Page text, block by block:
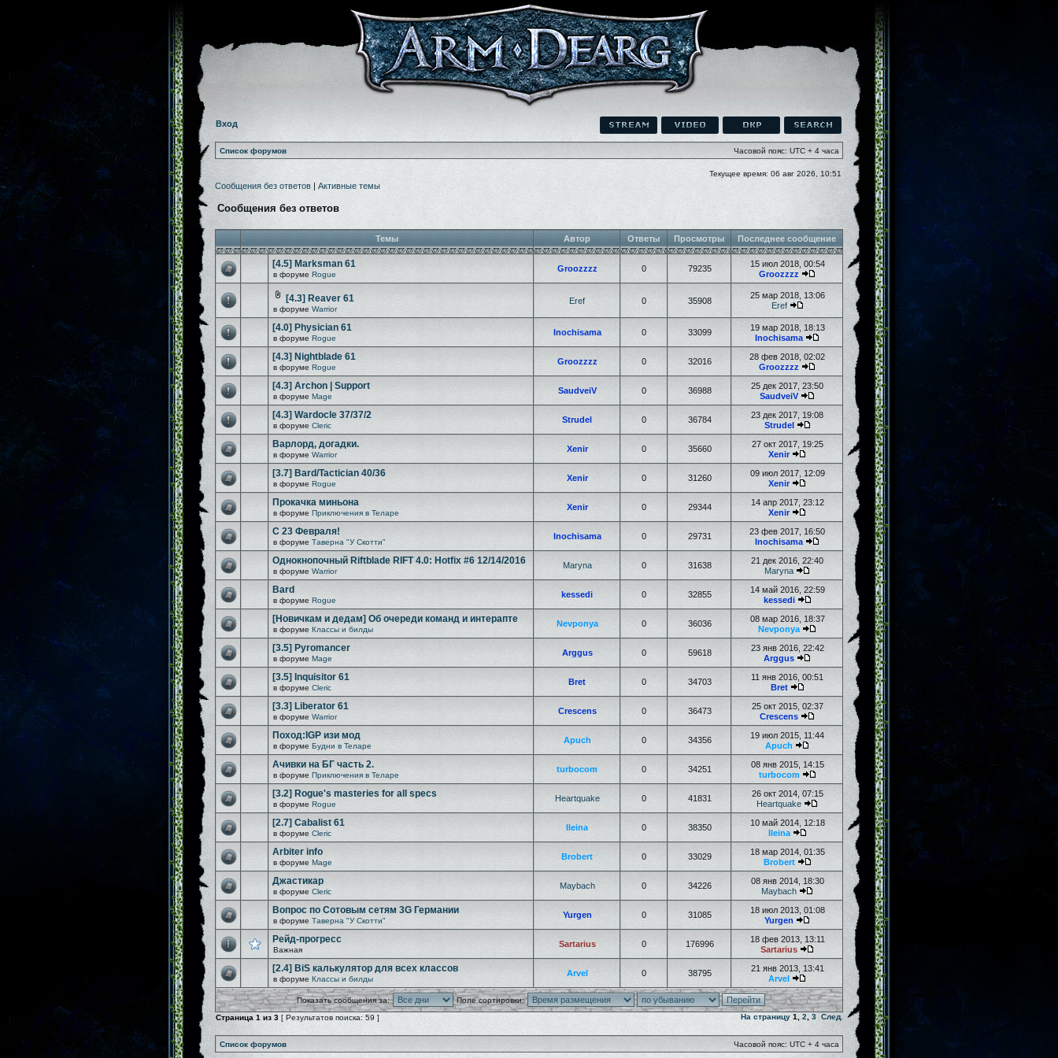
Вход
Список форумов Часовой пояс: UTC + 4 часа
Текущее время: 06 авг 2026, 10:51
Сообщения без ответов | Активные темы
Сообщения без ответов
Темы Автор Ответы Просмотры Последнее сообщение
[4.5] Marksman 61
в форуме Rogue
Groozzzz 0 79235
15 июл 2018, 00:54
Groozzzz
[4.3] Reaver 61
в форуме Warrior
Eref 0 35908
25 мар 2018, 13:06
Eref
[4.0] Physician 61
в форуме Rogue
Inochisama 0 33099
19 мар 2018, 18:13
Inochisama
[4.3] Nightblade 61
в форуме Rogue
Groozzzz 0 32016
28 фев 2018, 02:02
Groozzzz
[4.3] Archon | Support
в форуме Mage
SaudveiV 0 36988
25 дек 2017, 23:50
SaudveiV
[4.3] Wardocle 37/37/2
в форуме Cleric
Strudel 0 36784
23 дек 2017, 19:08
Strudel
Варлорд, догадки.
в форуме Warrior
Xenir 0 35660
27 окт 2017, 19:25
Xenir
[3.7] Bard/Tactician 40/36
в форуме Rogue
Xenir 0 31260
09 июл 2017, 12:09
Xenir
Прокачка миньона
в форуме Приключения в Теларе
Xenir 0 29344
14 апр 2017, 23:12
Xenir
С 23 Февраля!
в форуме Таверна "У Скотти"
Inochisama 0 29731
23 фев 2017, 16:50
Inochisama
Однокнопочный Riftblade RIFT 4.0: Hotfix #6 12/14/2016
в форуме Warrior
Maryna 0 31638
21 дек 2016, 22:40
Maryna
Bard
в форуме Rogue
kessedi 0 32855
14 май 2016, 22:59
kessedi
[Новичкам и дедам] Об очереди команд и интерапте
в форуме Классы и билды
Nevponya 0 36036
08 мар 2016, 18:37
Nevponya
[3.5] Pyromancer
в форуме Mage
Arggus 0 59618
23 янв 2016, 22:42
Arggus
[3.5] Inquisitor 61
в форуме Cleric
Bret 0 34703
11 янв 2016, 00:51
Bret
[3.3] Liberator 61
в форуме Warrior
Crescens 0 36473
25 окт 2015, 02:37
Crescens
Поход:IGP изи мод
в форуме Будни в Теларе
Apuch 0 34356
19 июл 2015, 11:44
Apuch
Ачивки на БГ часть 2.
в форуме Приключения в Теларе
turbocom 0 34251
08 янв 2015, 14:15
turbocom
[3.2] Rogue's masteries for all specs
в форуме Rogue
Heartquake 0 41831
26 окт 2014, 07:15
Heartquake
[2.7] Cabalist 61
в форуме Cleric
Ileina 0 38350
10 май 2014, 12:18
Ileina
Arbiter info
в форуме Mage
Brobert 0 33029
18 мар 2014, 01:35
Brobert
Джастикар
в форуме Cleric
Maybach 0 34226
08 янв 2014, 18:30
Maybach
Вопрос по Сотовым сетям 3G Германии
в форуме Таверна "У Скотти"
Yurgen 0 31085
18 июл 2013, 01:08
Yurgen
Рейд-прогресс
Важная
Sartarius 0 176996
18 фев 2013, 13:11
Sartarius
[2.4] BiS калькулятор для всех классов
в форуме Классы и билды
Arvel 0 38795
21 янв 2013, 13:41
Arvel
Показать сообщения за:
Поле сортировки:
Страница 1 из 3 [ Результатов поиска: 59 ] На страницу 1 2 3 След.
Список форумов Часовой пояс: UTC + 4 часа